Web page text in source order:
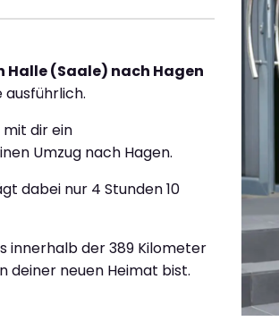
Halle (Saale) nach Hagen
dir ein
Umzug nach Hagen.
dabei nur 4 Stunden 10
innerhalb der 389 Kilometer
deiner neuen Heimat bist.